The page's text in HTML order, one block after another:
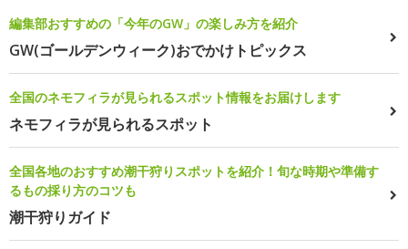
編集部おすすめの「今年のGW」の楽しみ方を紹介
GW(ゴールデンウィーク)おでかけトピックス
全国のネモフィラが見られるスポット情報をお届けします
ネモフィラが見られるスポット
全国各地のおすすめ潮干狩りスポットを紹介！旬な時期や準備す
るもの採り方のコツも
潮干狩りガイド